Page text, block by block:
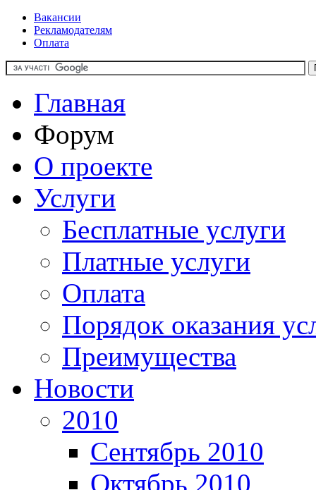
Вакансии
Рекламодателям
Оплата
Главная
Форум
О проекте
Услуги
Бесплатные услуги
Платные услуги
Оплата
Порядок оказания
Преимущества
Новости
2010
Сентябрь 2010
Октябрь 2010